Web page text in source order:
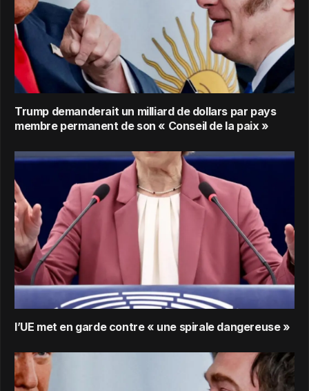
Trump demanderait un milliard de dollars par pays
membre permanent de son « Conseil de la paix »
l’UE met en garde contre « une spirale dangereuse »